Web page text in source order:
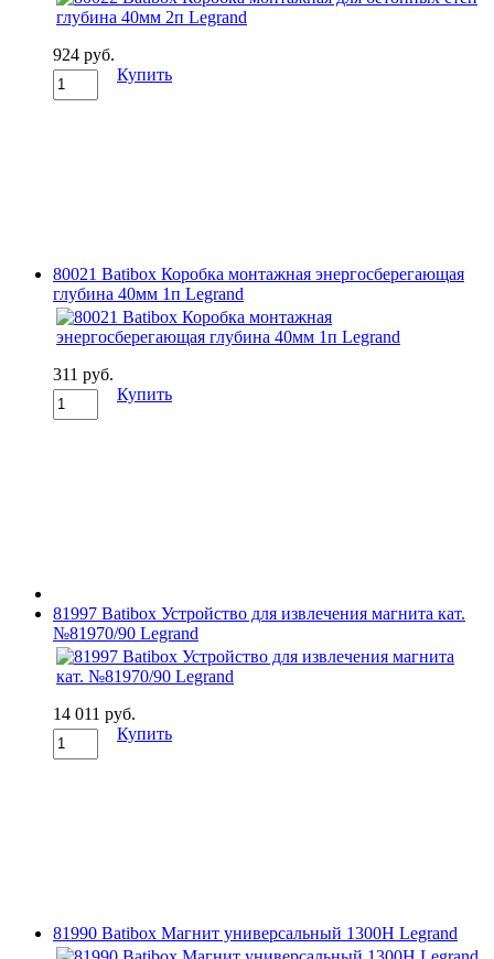
924 руб.
Купить
80021 Batibox Коробка монтажная энергосберегающая
глубина 40мм 1п Legrand
311 руб.
Купить
81997 Batibox Устройство для извлечения магнита кат.
№81970/90 Legrand
14 011 руб.
Купить
81990 Batibox Магнит универсальный 1300Н Legrand